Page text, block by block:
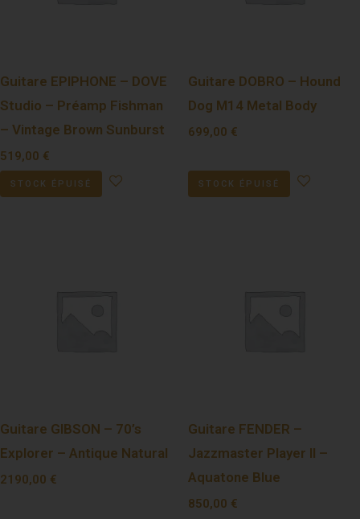
Guitare EPIPHONE – DOVE
Studio – Préamp Fishman
– Vintage Brown Sunburst
519,00 €
STOCK ÉPUISÉ
Guitare DOBRO – Hound
Dog M14 Metal Body
699,00 €
STOCK ÉPUISÉ
Guitare GIBSON – 70’s
Explorer – Antique Natural
2190,00 €
Guitare FENDER –
Jazzmaster Player II –
Aquatone Blue
850,00 €